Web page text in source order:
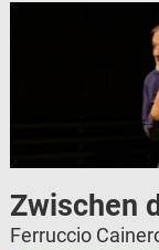
Zwischen
Ferruccio